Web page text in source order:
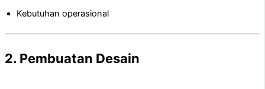
Kebutuhan operasional
2. Pembuatan Desain